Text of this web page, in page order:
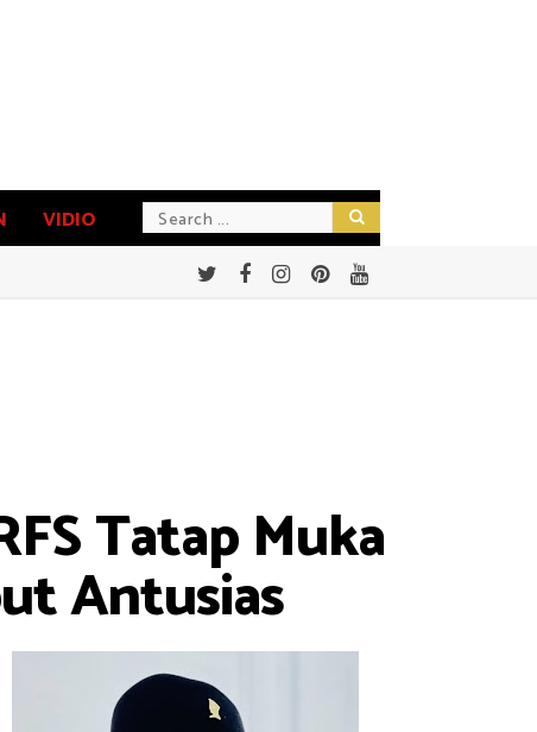
VIDIO
Tatap Muka
Antusias